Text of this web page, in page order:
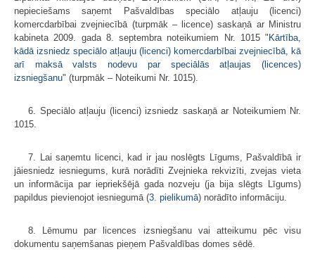
nepieciešams saņemt Pašvaldības speciālo atļauju (licenci)
komercdarbībai zvejniecībā (turpmāk – licence) saskaņā ar Ministru
kabineta 2009. gada 8. septembra noteikumiem Nr. 1015 "Kārtība,
kādā izsniedz speciālo atļauju (licenci) komercdarbībai zvejniecībā, kā
arī maksā valsts nodevu par speciālās atļaujas (licences)
izsniegšanu" (turpmāk – Noteikumi Nr. 1015).
6. Speciālo atļauju (licenci) izsniedz saskaņā ar Noteikumiem Nr.
1015.
7. Lai saņemtu licenci, kad ir jau noslēgts Līgums, Pašvaldībā ir
jāiesniedz iesniegums, kurā norādīti Zvejnieka rekvizīti, zvejas vieta
un informācija par iepriekšējā gada nozveju (ja bija slēgts Līgums)
papildus pievienojot iesniegumā (3. pielikumā) norādīto informāciju.
8. Lēmumu par licences izsniegšanu vai atteikumu pēc visu
dokumentu saņemšanas pieņem Pašvaldības domes sēdē.